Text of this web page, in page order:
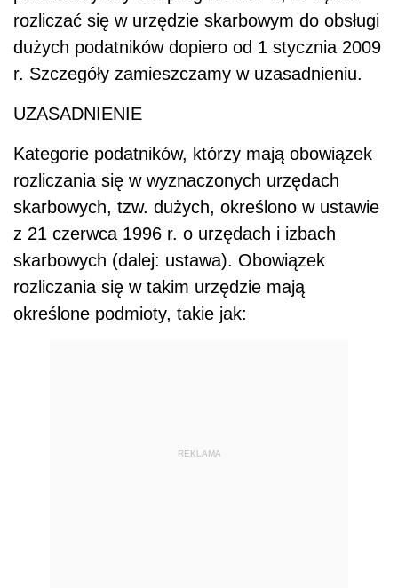
rozliczać się w urzędzie skarbowym do obsługi
dużych podatników dopiero od 1 stycznia 2009
r. Szczegóły zamieszczamy w uzasadnieniu.
UZASADNIENIE
Kategorie podatników, którzy mają obowiązek
rozliczania się w wyznaczonych urzędach
skarbowych, tzw. dużych, określono w ustawie
z 21 czerwca 1996 r. o urzędach i izbach
skarbowych (dalej: ustawa). Obowiązek
rozliczania się w takim urzędzie mają
określone podmioty, takie jak:
REKLAMA